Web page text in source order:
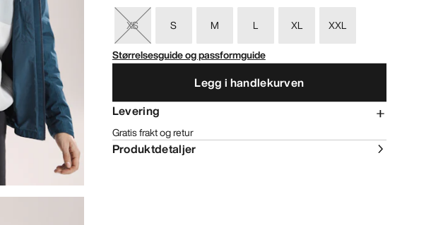
XS S M L XL
XXL
Størrelsesguide og passformguide
Legg i handlekurven
Levering
Gratis frakt og retur
Produktdetaljer